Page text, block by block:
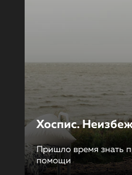
Хоспис.
Пришло время знать
помощи